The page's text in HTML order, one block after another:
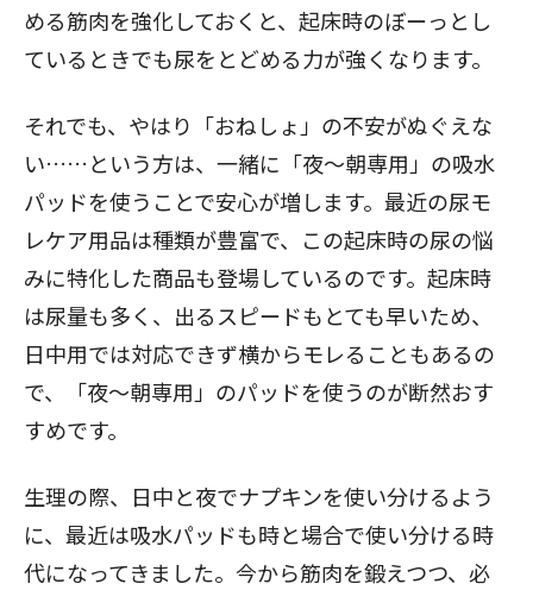
める筋肉を強化しておくと、起床時のぼーっとし
ているときでも尿をとどめる力が強くなります。
それでも、やはり「おねしょ」の不安がぬぐえな
い……という方は、一緒に 「夜～朝専用」の吸水
パッドを使うことで安心が増します。 最近の尿モ
レケア用品は種類が豊富で、この起床時の尿の悩
みに特化した商品も登場しているのです。起床時
は尿量も多く、出るスピードもとても早いため、
日中用では対応できず横からモレることもあるの
で、「夜～朝専用」のパッドを使うのが断然おす
すめです。
生理の際、日中と夜でナプキンを使い分けるよう
に、最近は吸水パッドも時と場合で使い分ける時
代になってきました。今から筋肉を鍛えつつ、必